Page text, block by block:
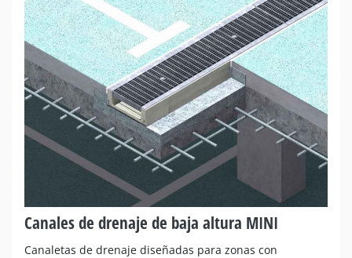
Canales de drenaje de baja altura MINI
Canaletas de drenaje diseñadas para zonas con